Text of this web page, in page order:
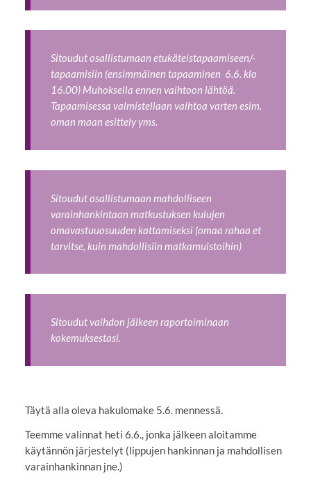
Sitoudut osallistumaan etukäteistapaamiseen/-
tapaamisiin (ensimmäinen tapaaminen 6.6. klo
16.00) Muhoksella ennen vaihtoon lähtöä.
Tapaamisessa valmistellaan vaihtoa varten esim.
oman maan esittely yms.
Sitoudut osallistumaan mahdolliseen
varainhankintaan matkustuksen kulujen
omavastuuosuuden kattamiseksi (omaa rahaa et
tarvitse, kuin mahdollisiin matkamuistoihin)
Sitoudut vaihdon jälkeen raportoiminaan
kokemuksestasi.
Täytä alla oleva hakulomake 5.6. mennessä.
Teemme valinnat heti 6.6., jonka jälkeen aloitamme
käytännön järjestelyt (lippujen hankinnan ja mahdollisen
varainhankinnan jne.)